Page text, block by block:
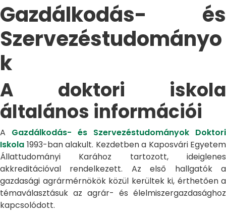
Gazdálkodás- és
Szervezéstudományo
k
A doktori iskola
általános információi
A Gazdálkodás- és Szervezéstudományok Doktori
Iskola 1993-ban alakult. Kezdetben a Kaposvári Egyetem
Állattudományi Karához tartozott, ideiglenes
akkreditációval rendelkezett. Az első hallgatók a
gazdasági agrármérnökök közül kerültek ki, érthetően a
témaválasztásuk az agrár- és élelmiszergazdasághoz
kapcsolódott.